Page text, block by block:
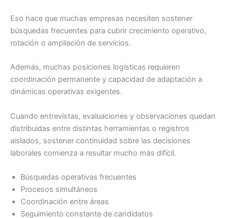
Eso hace que muchas empresas necesiten sostener
búsquedas frecuentes para cubrir crecimiento operativo,
rotación o ampliación de servicios.
Además, muchas posiciones logísticas requieren
coordinación permanente y capacidad de adaptación a
dinámicas operativas exigentes.
Cuando entrevistas, evaluaciones y observaciones quedan
distribuidas entre distintas herramientas o registros
aislados, sostener continuidad sobre las decisiones
laborales comienza a resultar mucho más difícil.
Búsquedas operativas frecuentes
Procesos simultáneos
Coordinación entre áreas
Seguimiento constante de candidatos